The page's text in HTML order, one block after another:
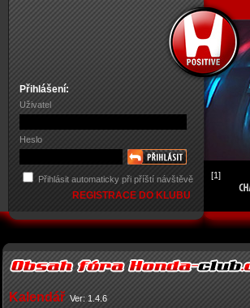
Přihlášení:
Uživatel
Heslo
Přihlásit automaticky při příští návštěvě
REGISTRACE DO KLUBU
[1]
Kalendář Ver: 1.4.6